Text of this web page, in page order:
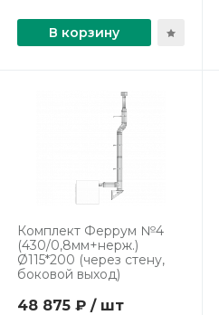
В корзину
Комплект Феррум №4
(430/0,8мм+нерж.)
Ø115*200 (через стену,
боковой выход)
48 875 ₽ / шт